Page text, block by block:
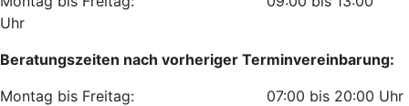
Uhr
Beratungszeiten nach vorheriger Terminvereinbarung:
Montag bis Freitag: 07:00 bis 20:00 Uhr